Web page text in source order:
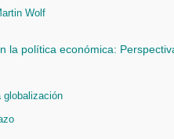
Wolf
la política económica:
globalización